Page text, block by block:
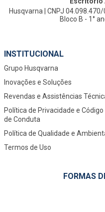
Husqvarna | CNPJ
Bloco B - 1°
INSTITUCIONAL
Grupo Husqvarna
Inovações e Soluções
Revendas e Assistências
Política de Privacidade e Código
de Conduta
Política de Qualidade e
Termos de Uso
FORMAS